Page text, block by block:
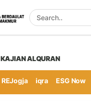
KAJIAN ALQURAN
REJogja iqra ESG Now